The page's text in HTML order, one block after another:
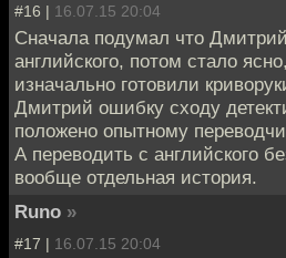
#16 | 16.07.15 20:04
Сначала подумал что
английского, потом стало
изначально готовили
Дмитрий ошибку сходу
положено опытному
А переводить с английского
вообще отдельная история.
Runo »
#17 | 16.07.15 20:04